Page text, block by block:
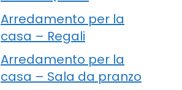
Arredamento per la
casa – Regali
Arredamento per la
casa – Sala da pranzo